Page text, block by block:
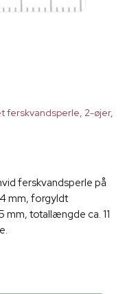
ferskvandsperle, 2-øjer,
ferskvandsperle på
mm, forgyldt
mm, totallængde ca. 11